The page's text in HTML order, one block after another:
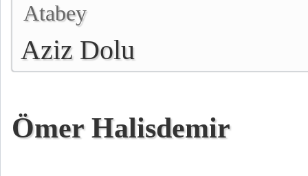
Atabey
Aziz Dolu
Ömer Halisdemir